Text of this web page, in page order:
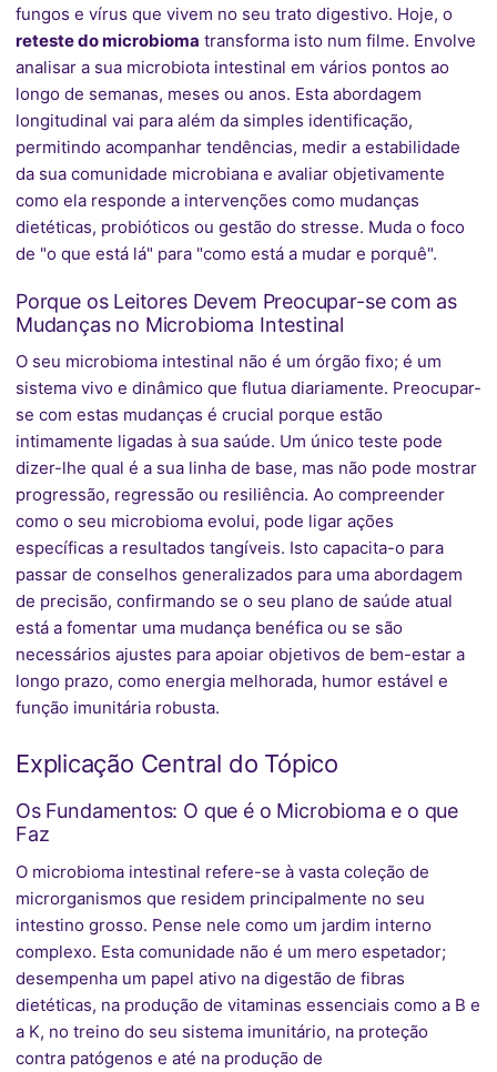
fungos e vírus que vivem no seu trato digestivo. Hoje, o
reteste do microbioma transforma isto num filme. Envolve
analisar a sua microbiota intestinal em vários pontos ao
longo de semanas, meses ou anos. Esta abordagem
longitudinal vai para além da simples identificação,
permitindo acompanhar tendências, medir a estabilidade
da sua comunidade microbiana e avaliar objetivamente
como ela responde a intervenções como mudanças
dietéticas, probióticos ou gestão do stresse. Muda o foco
de "o que está lá" para "como está a mudar e porquê".
Porque os Leitores Devem Preocupar-se com as
Mudanças no Microbioma Intestinal
O seu microbioma intestinal não é um órgão fixo; é um
sistema vivo e dinâmico que flutua diariamente. Preocupar-
se com estas mudanças é crucial porque estão
intimamente ligadas à sua saúde. Um único teste pode
dizer-lhe qual é a sua linha de base, mas não pode mostrar
progressão, regressão ou resiliência. Ao compreender
como o seu microbioma evolui, pode ligar ações
específicas a resultados tangíveis. Isto capacita-o para
passar de conselhos generalizados para uma abordagem
de precisão, confirmando se o seu plano de saúde atual
está a fomentar uma mudança benéfica ou se são
necessários ajustes para apoiar objetivos de bem-estar a
longo prazo, como energia melhorada, humor estável e
função imunitária robusta.
Explicação Central do Tópico
Os Fundamentos: O que é o Microbioma e o que
Faz
O microbioma intestinal refere-se à vasta coleção de
microrganismos que residem principalmente no seu
intestino grosso. Pense nele como um jardim interno
complexo. Esta comunidade não é um mero espetador;
desempenha um papel ativo na digestão de fibras
dietéticas, na produção de vitaminas essenciais como a B e
a K, no treino do seu sistema imunitário, na proteção
contra patógenos e até na produção de